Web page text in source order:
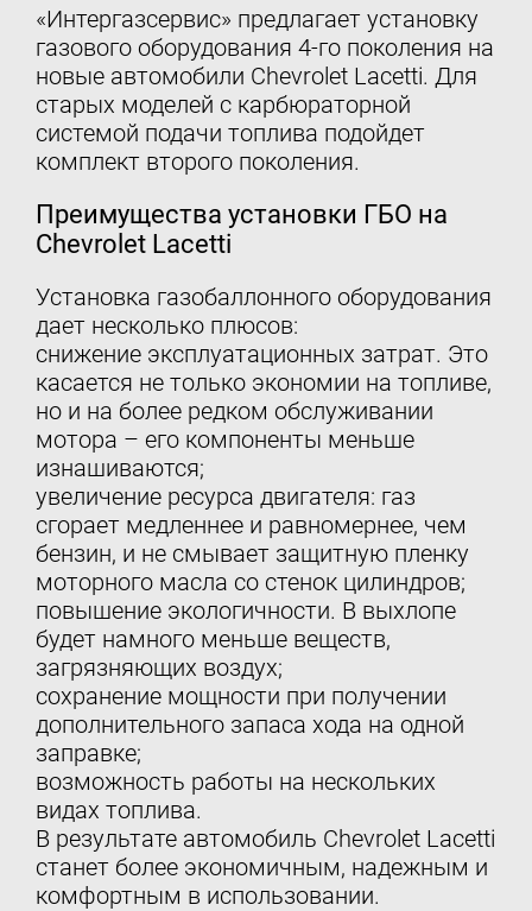
«Интергазсервис» предлагает установку
газового оборудования 4-го поколения на
новые автомобили Chevrolet Lacetti. Для
старых моделей с карбюраторной
системой подачи топлива подойдет
комплект второго поколения.
Преимущества установки ГБО на
Chevrolet Lacetti
Установка газобаллонного оборудования
дает несколько плюсов:
снижение эксплуатационных затрат. Это
касается не только экономии на топливе,
но и на более редком обслуживании
мотора – его компоненты меньше
изнашиваются;
увеличение ресурса двигателя: газ
сгорает медленнее и равномернее, чем
бензин, и не смывает защитную пленку
моторного масла со стенок цилиндров;
повышение экологичности. В выхлопе
будет намного меньше веществ,
загрязняющих воздух;
сохранение мощности при получении
дополнительного запаса хода на одной
заправке;
возможность работы на нескольких
видах топлива.
В результате автомобиль Chevrolet Lacetti
станет более экономичным, надежным и
комфортным в использовании.